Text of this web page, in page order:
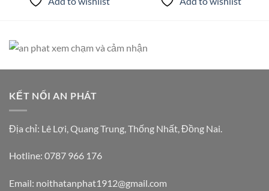
biến
Các
chọn
được
trên
sản
KẾT NỐI AN PHÁT
Địa chỉ: Lê Lợi, Quang Trung, Thống Nhất, Đồng Nai.
Hotline: 0787 966 176
Email: noithatanphat1912@gmail.com